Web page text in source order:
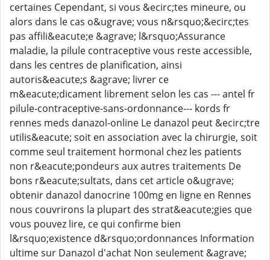
certaines Cependant, si vous &ecirc;tes mineure, ou
alors dans le cas o&ugrave; vous n&rsquo;&ecirc;tes
pas affili&eacute;e &agrave; l&rsquo;Assurance
maladie, la pilule contraceptive vous reste accessible,
dans les centres de planification, ainsi
autoris&eacute;s &agrave; livrer ce
m&eacute;dicament librement selon les cas --- antel fr
pilule-contraceptive-sans-ordonnance--- kords fr
rennes meds danazol-online Le danazol peut &ecirc;tre
utilis&eacute; soit en association avec la chirurgie, soit
comme seul traitement hormonal chez les patients
non r&eacute;pondeurs aux autres traitements De
bons r&eacute;sultats, dans cet article o&ugrave;
obtenir danazol danocrine 100mg en ligne en Rennes
nous couvrirons la plupart des strat&eacute;gies que
vous pouvez lire, ce qui confirme bien
l&rsquo;existence d&rsquo;ordonnances Information
ultime sur Danazol d'achat Non seulement &agrave;